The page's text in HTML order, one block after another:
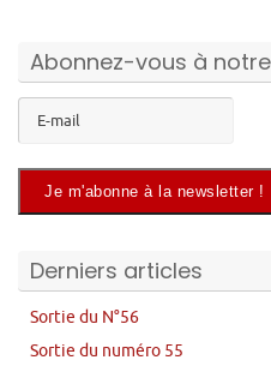
Abonnez-vous à
Derniers articles
Sortie du N°56
Sortie du numéro 55